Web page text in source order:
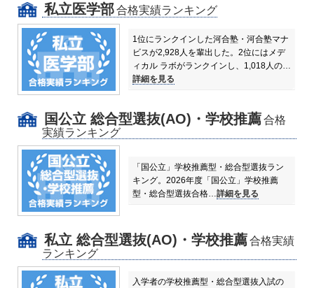
私立医学部合格実績ランキング
1位にランクインした河合塾・河合塾マナ
ビスが2,928人を輩出した。 2位にはメデ
ィカル ラボがランクインし、1,018人の…
詳細を見る
国公立 総合型選抜(AO)・学校推薦合格
実績ランキング
「国公立」学校推薦型・総合型選抜ラン
キング。 2026年度「国公立」学校推薦
型・総合型選抜合格…詳細を見る
私立 総合型選抜(AO)・学校推薦合格実績
ランキング
入学者の学校推薦型・総合型選抜入試の